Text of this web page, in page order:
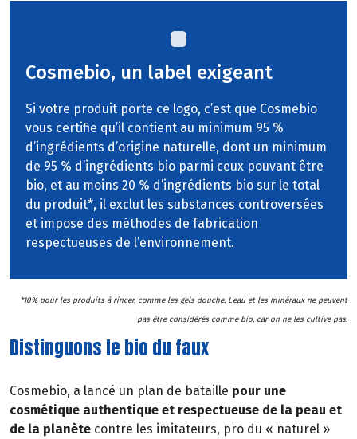
Cosmebio, un label exigeant
Si votre produit porte ce logo, c’est que Cosmebio
vous certifie qu’il contient au minimum 95 %
d’ingrédients d’origine naturelle, dont un minimum
de 95 % d’ingrédients bio parmi ceux pouvant être
bio, et au moins 20 % d’ingrédients bio sur le total
du produit*, il exclut les substances controversées
et impose des méthodes de fabrication
respectueuses de l’environnement.
*10% pour les produits à rincer, comme les gels douche. L'eau et les minéraux ne peuvent
pas être considérés comme bio, car on ne les cultive pas.
Distinguons le bio du faux
Cosmebio, a lancé un plan de bataille pour une
cosmétique authentique et respectueuse de la peau et
de la planète contre les imitateurs, pro du « naturel »